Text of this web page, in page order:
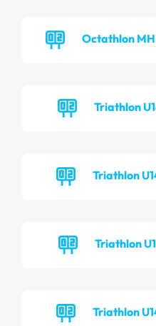
Octathlon
Triathlon
Triathlon
Triathlon
Triathlon